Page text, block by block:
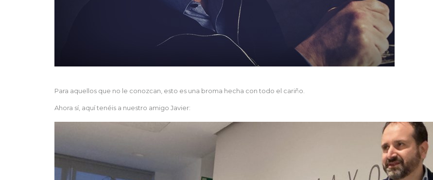
Para aquellos que no le conozcan, esto es una broma hecha con todo el cariño.
Ahora sí, aquí tenéis a nuestro amigo Javier: